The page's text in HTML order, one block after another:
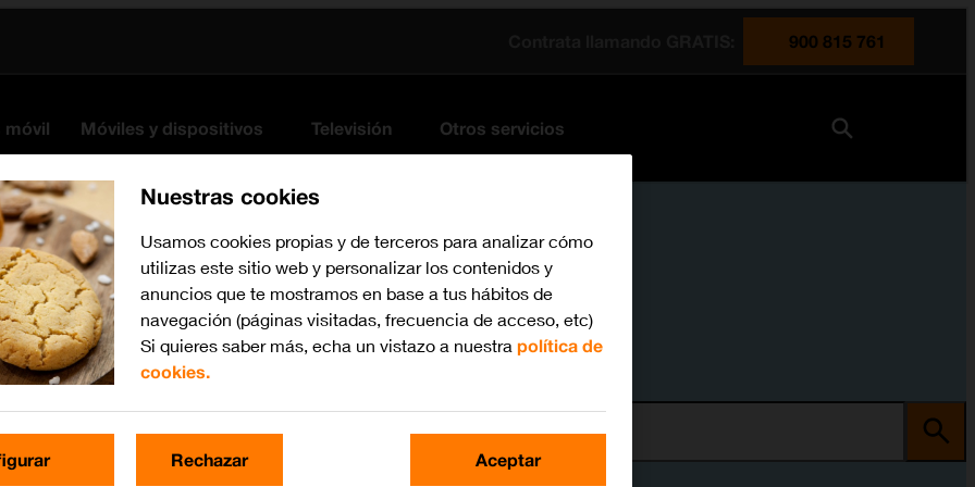
900 815 761
móvil Móviles y dispositivos Televisión Otros servicios
Busca por problema o tema
Nuestras cookies
Usamos cookies propias y de terceros para analizar cómo
utilizas este sitio web y personalizar los contenidos y
anuncios que te mostramos en base a tus hábitos de
navegación (páginas visitadas, frecuencia de acceso, etc)
Si quieres saber más, echa un vistazo a nuestra política de
cookies.
Rechazar Aceptar